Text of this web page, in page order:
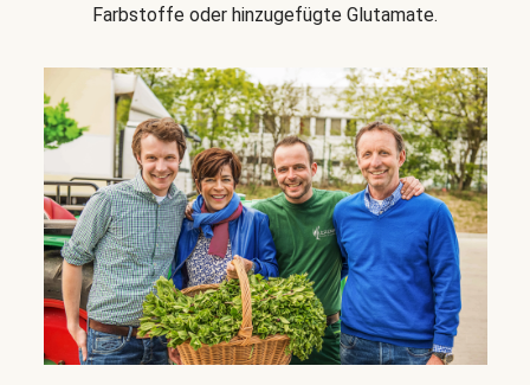
Farbstoffe oder hinzugefügte Glutamate.